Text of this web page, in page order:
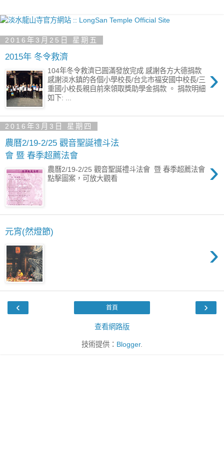
2016年3月25日 星期五
2015年 冬令救濟
›
104年冬令救濟已圓滿發放完成 感謝各方大德捐款
感謝淡水鎮的各個小學校長/台北市福安國中校長/三
重國小校長親自前來領取獎助學金捐款 。 捐款明細
如下: ...
2016年3月3日 星期四
農曆2/19-2/25 觀音聖誕禮斗法
會 暨 春季超薦法會
›
農曆2/19-2/25 觀音聖誕禮斗法會 暨 春季超薦法會
點擊圖案，可放大觀看
元宵(然燈節)
›
‹ ›
首頁
查看網路版
技術提供： Blogger.